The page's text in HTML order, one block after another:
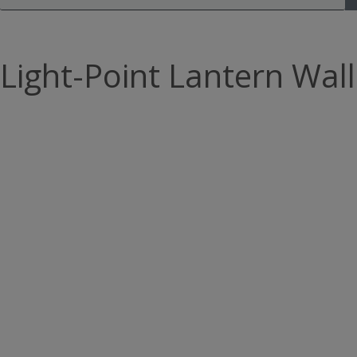
Light-Point Lantern Wall